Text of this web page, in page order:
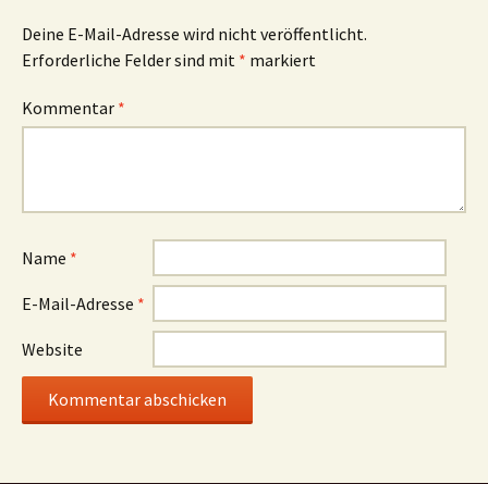
Deine E-Mail-Adresse wird nicht veröffentlicht.
Erforderliche Felder sind mit * markiert
Kommentar *
Name *
E-Mail-Adresse *
Website